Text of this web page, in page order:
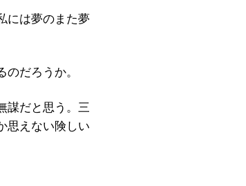
には夢のまた夢
だろうか。
謀だと思う。三
思えない険しい